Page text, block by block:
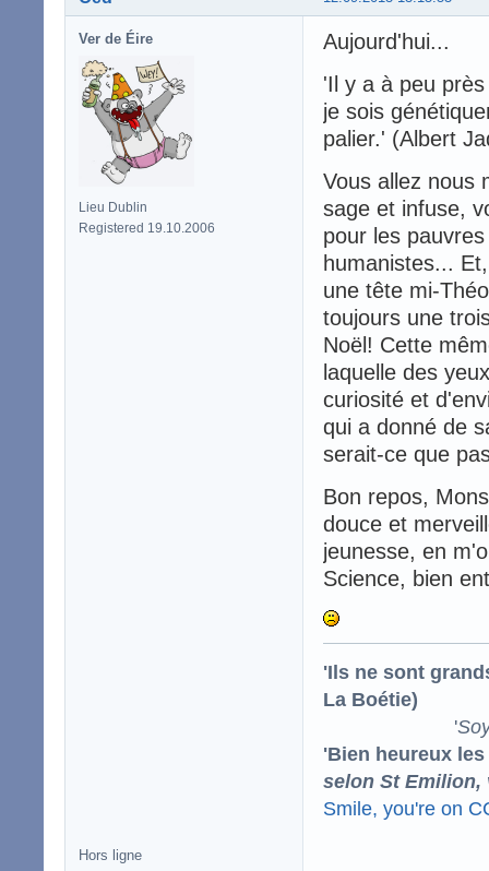
Ver de Éire
Lieu Dublin
Registered 19.10.2006
Aujourd'hui...
'Il y a à peu
je sois
palier.' (Albert
Vous allez nous
sage et infuse,
pour les
humanistes...
une tête mi-
toujours une
Noël! Cette
laquelle des
curiosité et
qui a donné de
serait-ce que
Bon repos,
douce et
jeunesse, en
Science, bien
'Ils ne sont
La Boétie)
'
'Bien heureux
selon St Emilion,
Smile, you're on
Hors ligne